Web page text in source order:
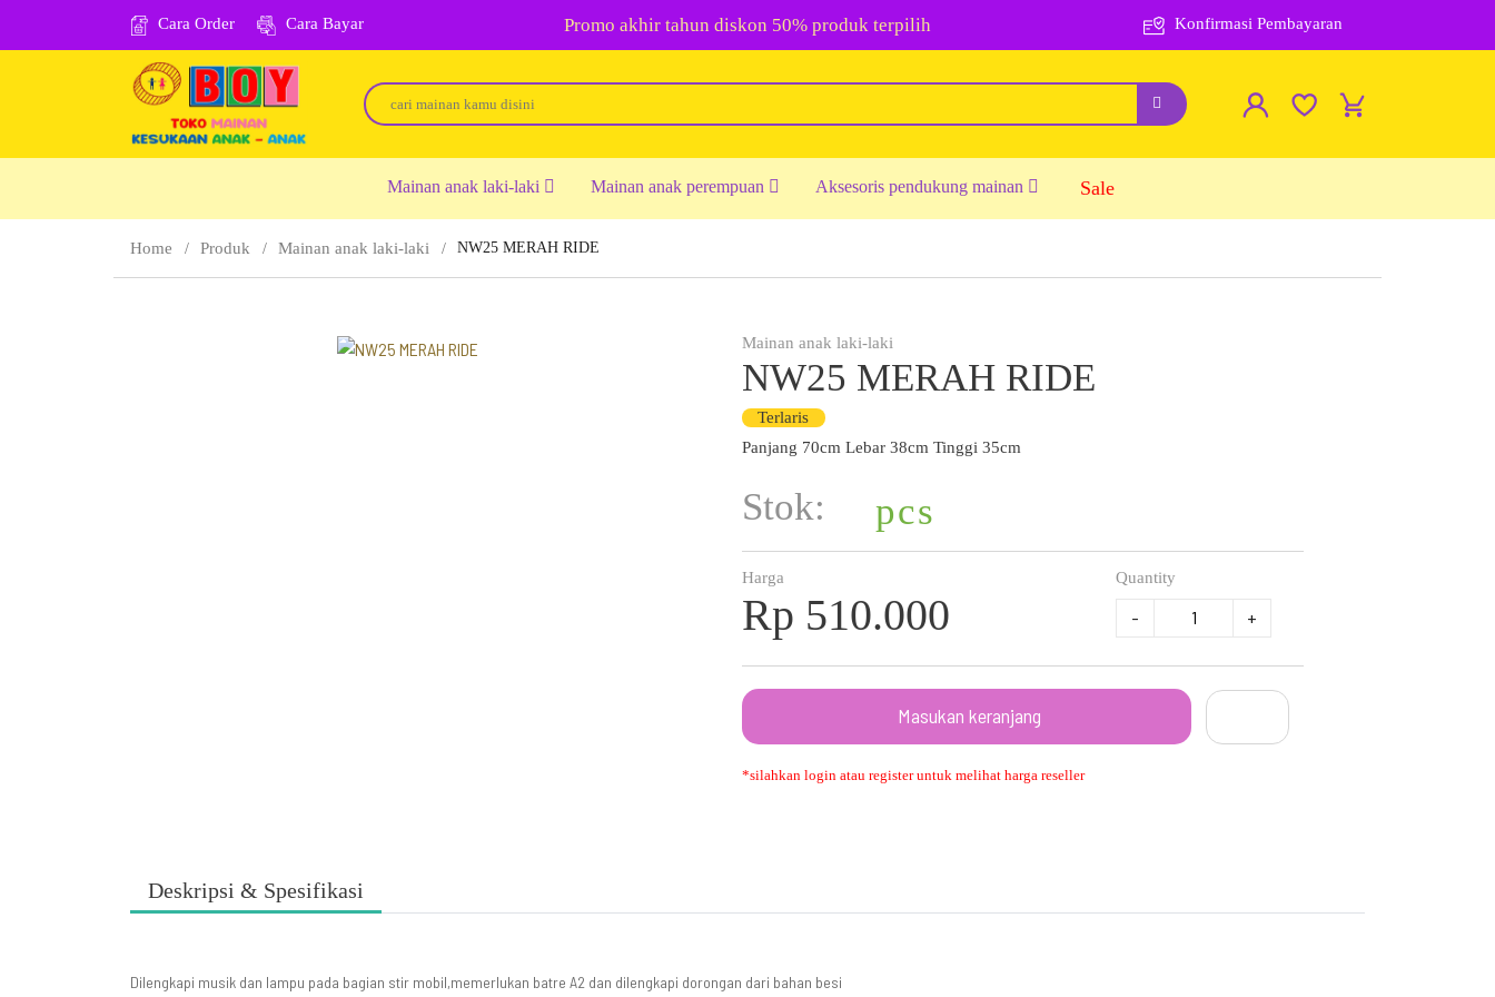
Cara Order Cara Bayar Promo akhir tahun diskon 50% produk terpilih Konfirmasi Pembayaran
Mainan anak laki-laki Mainan anak perempuan Aksesoris pendukung mainan Sale
Home Produk Mainan anak laki-laki NW25 MERAH RIDE
Mainan anak laki-laki
NW25 MERAH RIDE
Terlaris
Panjang 70cm Lebar 38cm Tinggi 35cm
Stok: pcs
Harga
Rp 510.000
Quantity
- +
Masukan keranjang
*silahkan login atau register untuk melihat harga reseller
Deskripsi & Spesifikasi
Dilengkapi musik dan lampu pada bagian stir mobil,memerlukan batre A2 dan dilengkapi dorongan dari bahan besi